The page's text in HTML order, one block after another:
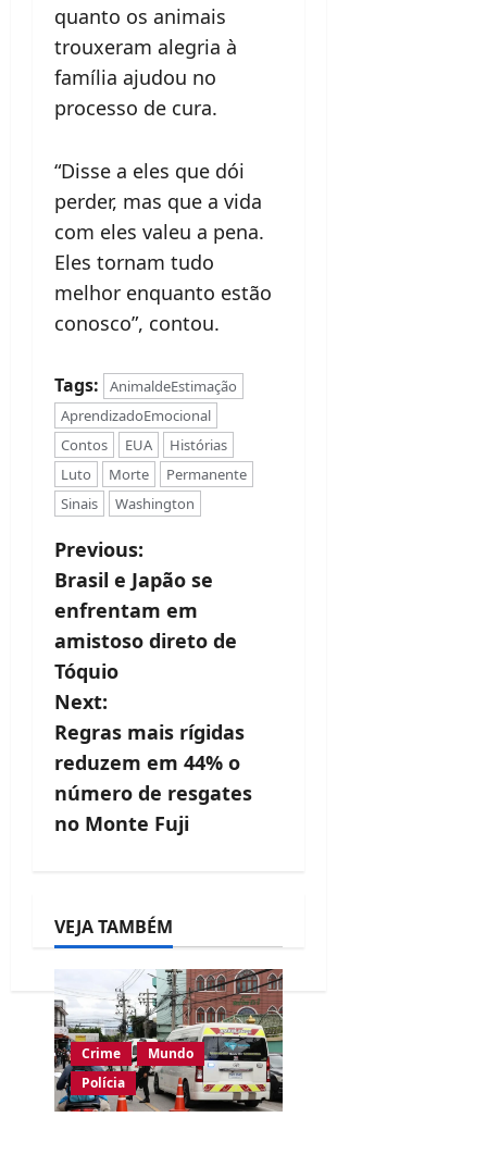
quanto os animais
trouxeram alegria à
família ajudou no
processo de cura.
“Disse a eles que dói
perder, mas que a vida
com eles valeu a pena.
Eles tornam tudo
melhor enquanto estão
conosco”, contou.
Tags:
AnimaldeEstimação
AprendizadoEmocional
Contos
EUA
Histórias
Luto
Morte
Permanente
Sinais
Washington
P
o
s
t
n
a
v
i
a
t
i
o
n
Previous:
Brasil e Japão se
enfrentam em
amistoso direto de
Tóquio
Next:
Regras mais rígidas
reduzem em 44% o
número de resgates
no Monte Fuji
VEJA TAMBÉM
Crime
Mundo
Polícia